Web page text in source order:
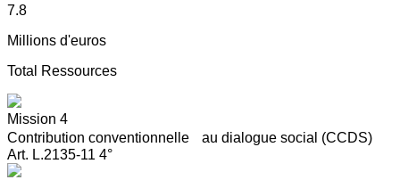
7.8
Millions d'euros
Total Ressources
Mission 4
Contribution conventionnelle au dialogue social (CCDS)
Art. L.2135-11 4°